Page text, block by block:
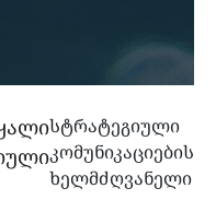
სტრატეგიული
კომუნიკაციების
ხელმძღვანელი